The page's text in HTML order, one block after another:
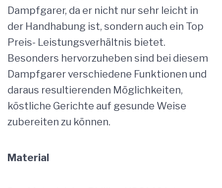
Dampfgarer, da er nicht nur sehr leicht in
der Handhabung ist, sondern auch ein Top
Preis- Leistungsverhältnis bietet.
Besonders hervorzuheben sind bei diesem
Dampfgarer verschiedene Funktionen und
daraus resultierenden Möglichkeiten,
köstliche Gerichte auf gesunde Weise
zubereiten zu können.
Material